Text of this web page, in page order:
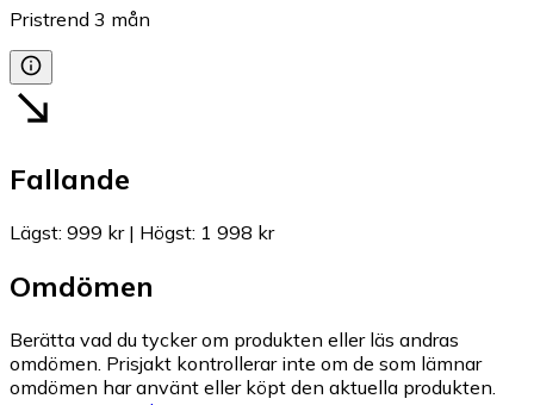
Pristrend 3 mån
Fallande
Lägst: 999 kr| Högst: 1 998 kr
Omdömen
Berätta vad du tycker om produkten eller läs andras
omdömen. Prisjakt kontrollerar inte om de som lämnar
omdömen har använt eller köpt den aktuella produkten.